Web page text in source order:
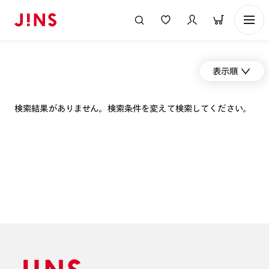
表示順
検索結果がありません。検索条件を変えて検索してください。